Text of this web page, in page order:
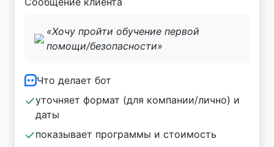
«Хочу пройти обучение первой
помощи/безопасности»
Что делает бот
уточняет формат (для компании/лично) и
даты
показывает программы и стоимость